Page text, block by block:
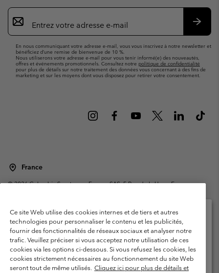
Inscription
par
e-
En nous communiquant votre adresse e-mail, vous vous inscrivez à notre newsletter et
bénéficiez d’une remise de bienvenue de 10 %.
Nous utiliserons votre adresse e-mail pour vous tenir informé(e) des nouveautés,
offres et événements promotionnels. Consultez notre politique de confidentialité
pour plus de détails sur notre traitement des données vous concernant à des fins de
marketing et sur les moyens dont vous disposez pour retirer votre consentement.
France
©2026Columbia Sportswear Europe SAS. 5 Rue de la Haye, Espace
Garanties Légales
Politique de confidentialité
Conditions d'utilisation - Membres
Conditions D'utilisation - Contenu généré par l'utilisateur
Impressum
Cookies
Public CBCR
Ce site Web utilise des cookies internes et de tiers et autres
technologies pour personnaliser le contenu et les publicités,
fournir des fonctionnalités de réseaux sociaux et analyser notre
trafic. Veuillez préciser si vous acceptez notre utilisation de ces
cookies via les options ci-dessous. Si vous refusez les cookies, les
cookies strictement nécessaires au fonctionnement du site Web
seront tout de même utilisés. Cliquez ici pour plus de détails et
Veuillez sélectionner votre pays d’expédition et
votre langue
Achats en ligne disponibles